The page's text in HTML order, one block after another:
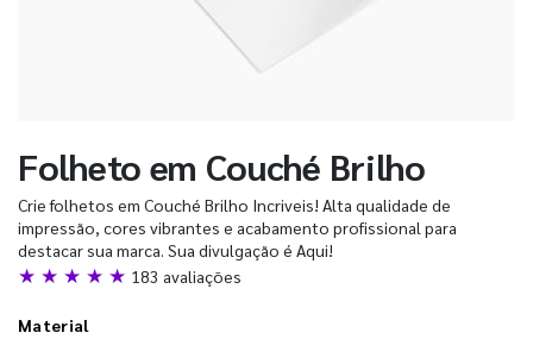
Folheto em Couché Brilho
Crie folhetos em Couché Brilho Incriveis! Alta qualidade de
impressão, cores vibrantes e acabamento profissional para
destacar sua marca. Sua divulgação é Aqui!
★ ★ ★ ★ ★ 183 avaliações
Material